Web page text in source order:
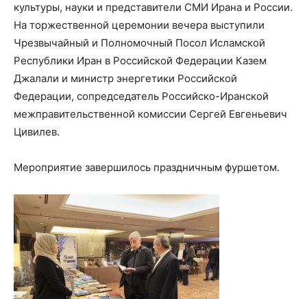
культуры, науки и представители СМИ Ирана и России.
На торжественной церемонии вечера выступили
Чрезвычайный и Полномочный Посол Исламской
Республики Иран в Российской Федерации Казем
Джалали и министр энергетики Российской
Федерации, сопредседатель Российско-Иранской
межправительственной комиссии Сергей Евгеньевич
Цивилев.
Мероприятие завершилось праздничным фуршетом.